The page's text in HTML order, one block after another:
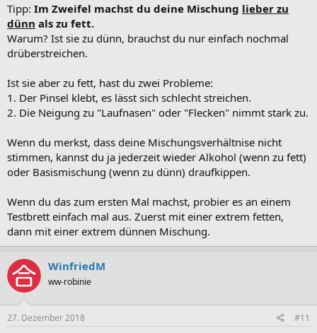
Tipp: Im Zweifel machst du deine Mischung lieber zu
dünn als zu fett.
Warum? Ist sie zu dünn, brauchst du nur einfach nochmal
drüberstreichen.
Ist sie aber zu fett, hast du zwei Probleme:
1. Der Pinsel klebt, es lässt sich schlecht streichen.
2. Die Neigung zu "Laufnasen" oder "Flecken" nimmt stark zu.
Wenn du merkst, dass deine Mischungsverhältnise nicht
stimmen, kannst du ja jederzeit wieder Alkohol (wenn zu fett)
oder Basismischung (wenn zu dünn) draufkippen.
Wenn du das zum ersten Mal machst, probier es an einem
Testbrett einfach mal aus. Zuerst mit einer extrem fetten,
dann mit einer extrem dünnen Mischung.
WinfriedM
ww-robinie
27. Dezember 2018 #11